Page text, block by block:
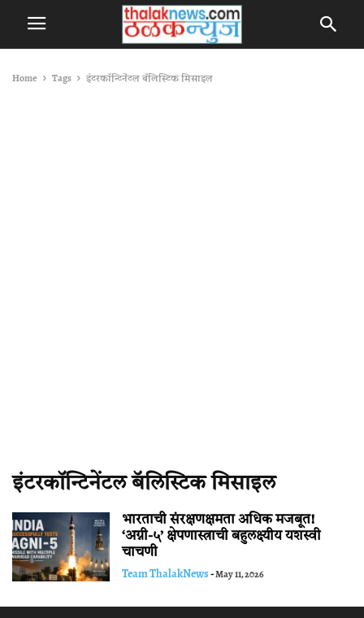
Home Tags इंटरकॉन्टिनेंटल बॅलिस्टिक मिसाइल
इंटरकॉन्टिनेंटल बॅलिस्टिक मिसाइल
भारताची संरक्षणक्षमता अधिक मजबूत!
‘अग्नी-५’ क्षेपणास्त्राची बहुलक्ष्यीय यशस्वी
चाचणी
Team ThalakNews-May 11, 2026